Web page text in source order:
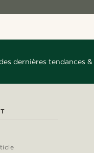
dernières tendances